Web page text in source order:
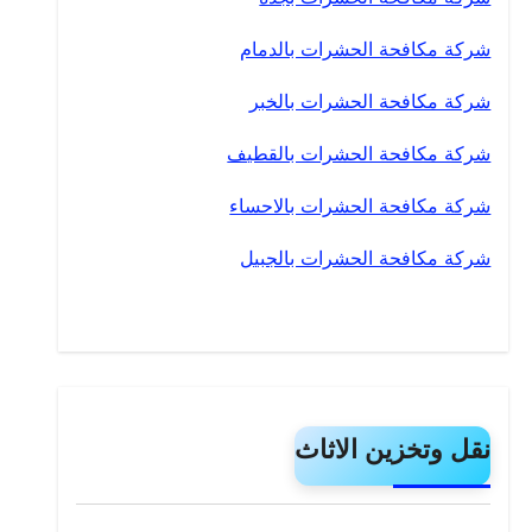
شركة مكافحة الحشرات بالدمام
شركة مكافحة الحشرات بالخبر
شركة مكافحة الحشرات بالقطيف
شركة مكافحة الحشرات بالاحساء
شركة مكافحة الحشرات بالجبيل
نقل وتخزين الاثاث